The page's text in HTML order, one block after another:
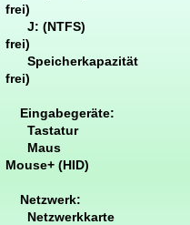
frei)
J: (NTFS)
frei)
Speicherkapazität
frei)
Eingabegeräte:
Tastatur
Maus
Mouse+ (HID)
Netzwerk:
Netzwerkkarte